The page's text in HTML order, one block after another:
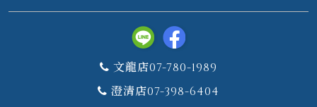
文龍店07-780-1989
澄清店07-398-6404